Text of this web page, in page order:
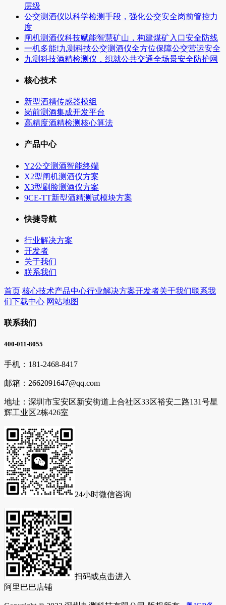
层级
公交测酒仪以科学检测手段，强化公交安全岗前管控力
度
闸机测酒仪科技赋能智慧矿山，构建煤矿入口安全防线
一机多能!九测科技公交测酒仪全方位保障公交营运安全
九测科技酒精检测仪，织就公共交通全场景安全防护网
核心技术
新型酒精传感器模组
岗前测酒集成开发平台
高精度酒精检测核心算法
产品中心
Y2公交测酒智能终端
X2型闸机测酒仪方案
X3型刷脸测酒仪方案
9CE-TT新型酒精测试模块方案
快捷导航
行业解决方案
开发者
关于我们
联系我们
首页 核心技术产品中心行业解决方案开发者关于我们联系我
们下载中心 网站地图
联系我们
400-011-8055
手机： 181-2468-8417
邮箱： 2662091647@qq.com
地址： 深圳市宝安区新安街道上合社区33区裕安二路131号星
辉工业区2栋426室
24小时微信咨询
扫码或点击进入
阿里巴巴店铺